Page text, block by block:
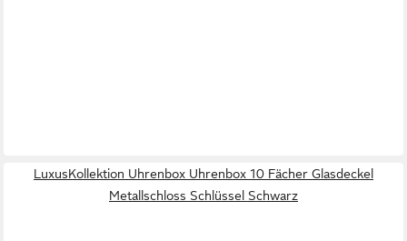
LuxusKollektion Uhrenbox Uhrenbox 10 Fächer Glasdeckel
Metallschloss Schlüssel Schwarz